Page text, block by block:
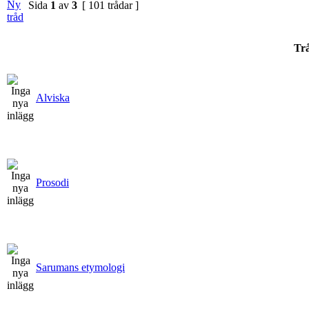
Sida 1 av 3 [ 101 trådar ]
Alviska
Prosodi
Sarumans etymologi